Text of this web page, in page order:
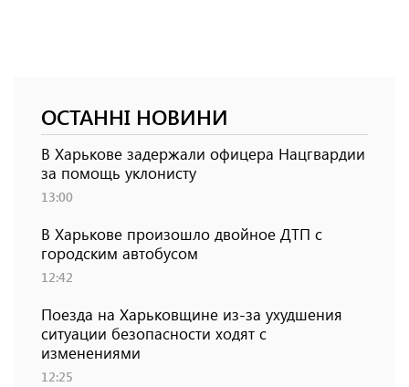
ОСТАННІ НОВИНИ
В Харькове задержали офицера Нацгвардии
за помощь уклонисту
13:00
В Харькове произошло двойное ДТП с
городским автобусом
12:42
Поезда на Харьковщине из-за ухудшения
ситуации безопасности ходят с
изменениями
12:25